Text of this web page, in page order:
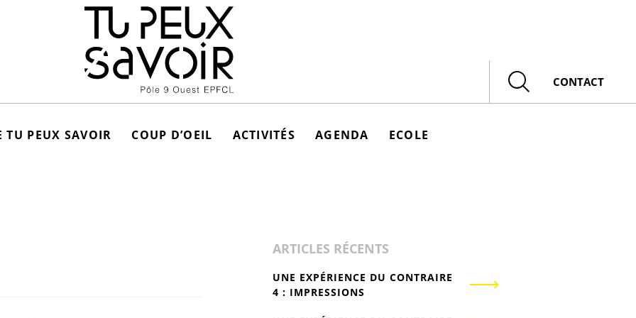
Rechercher
CONTACT
TU PEUX SAVOIR COUP D’OEIL ACTIVITÉS AGENDA ECOLE
ARTICLES RÉCENTS
UNE EXPÉRIENCE DU CONTRAIRE
4 : IMPRESSIONS